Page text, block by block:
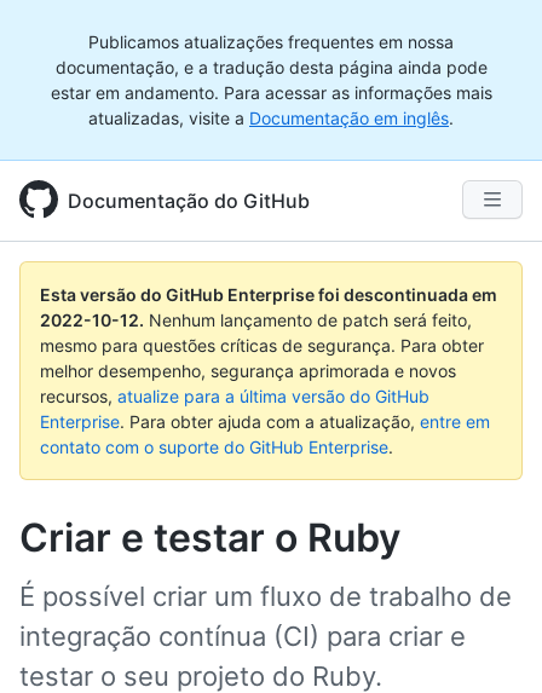
Publicamos atualizações frequentes em nossa
documentação, e a tradução desta página ainda pode
estar em andamento. Para acessar as informações mais
atualizadas, visite a Documentação em inglês.
Documentação do GitHub
Esta versão do GitHub Enterprise foi descontinuada em
2022-10-12. Nenhum lançamento de patch será feito,
mesmo para questões críticas de segurança. Para obter
melhor desempenho, segurança aprimorada e novos
recursos, atualize para a última versão do GitHub
Enterprise. Para obter ajuda com a atualização, entre em
contato com o suporte do GitHub Enterprise.
Criar e testar o Ruby
É possível criar um fluxo de trabalho de
integração contínua (CI) para criar e
testar o seu projeto do Ruby.